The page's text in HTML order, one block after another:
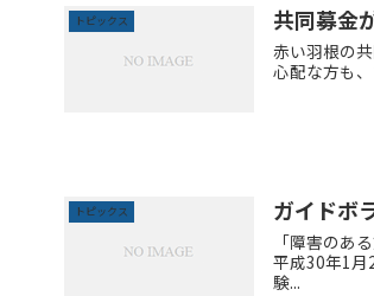
トピックス 共同募金
赤い羽根の
心配な方も
トピックス ガイドボ
「障害のあ
平成30年1月
験...